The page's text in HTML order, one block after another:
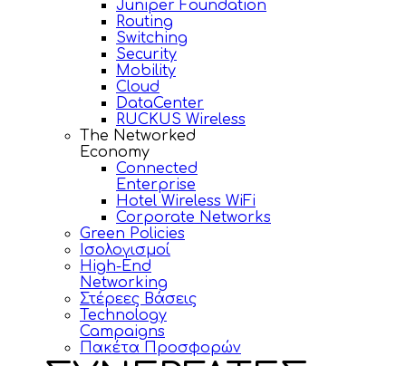
Juniper Foundation
Routing
Switching
Security
Mobility
Cloud
DataCenter
RUCKUS Wireless
The Networked
Economy
Connected
Enterprise
Hotel Wireless WiFi
Corporate Networks
Green Policies
Ισολογισμοί
High-End
Networking
Στέρεες Βάσεις
Technology
Campaigns
Πακέτα Προσφορών